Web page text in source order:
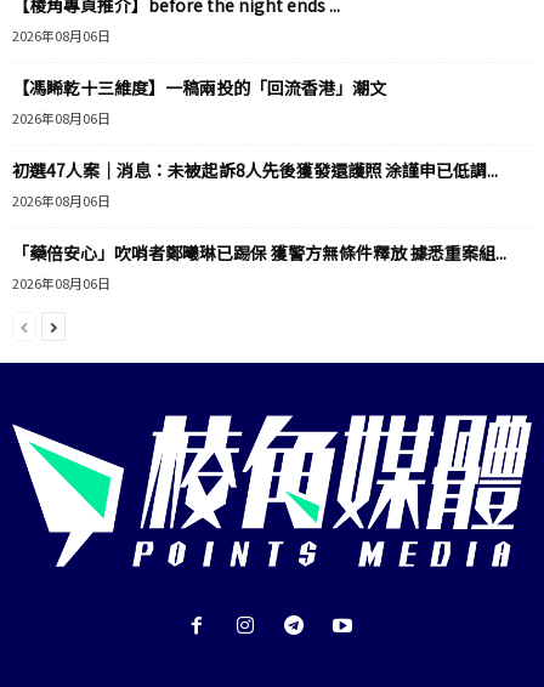
【棱角專頁推介】before the night ends ...
2026年08月06日
【馮睎乾十三維度】一稿兩投的「回流香港」潮文
2026年08月06日
初選47人案｜消息：未被起訴8人先後獲發還護照 涂謹申已低調...
2026年08月06日
「藥倍安心」吹哨者鄭曦琳已踢保 獲警方無條件釋放 據悉重案組...
2026年08月06日